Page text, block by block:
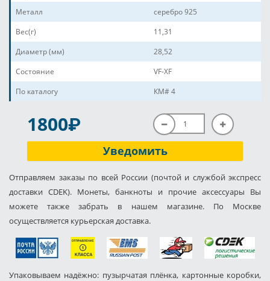
Металл
серебро 925
Вес(г)
11,31
Диаметр (мм)
28,52
Состояние
VF-XF
По каталогу
КМ# 4
1800P
Уведомить
Отправляем заказы по всей России (почтой и службой экспресс
доставки CDEK). Монеты, банкноты и прочие аксессуары Вы
можете также забрать в нашем магазине. По Москве
осуществляется курьерская доставка.
Упаковываем надёжно: пузырчатая плёнка, картонные коробки,